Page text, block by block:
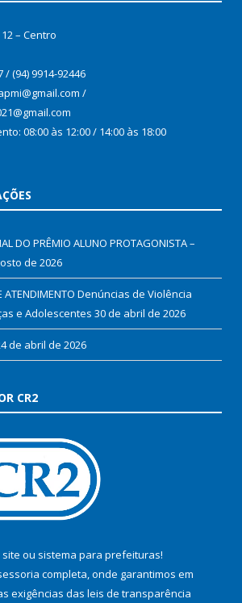
– Centro
/ (94) 9914-92446
/
08:00 às 12:00 / 14:00 às 18:00
DO PRÊMIO ALUNO PROTAGONISTA –
de 2026
ATENDIMENTO Denúncias de Violência
e Adolescentes 30 de abril de 2026
de abril de 2026
CR2
ou sistema para prefeituras!
completa, onde garantimos em
exigências das leis de transparência